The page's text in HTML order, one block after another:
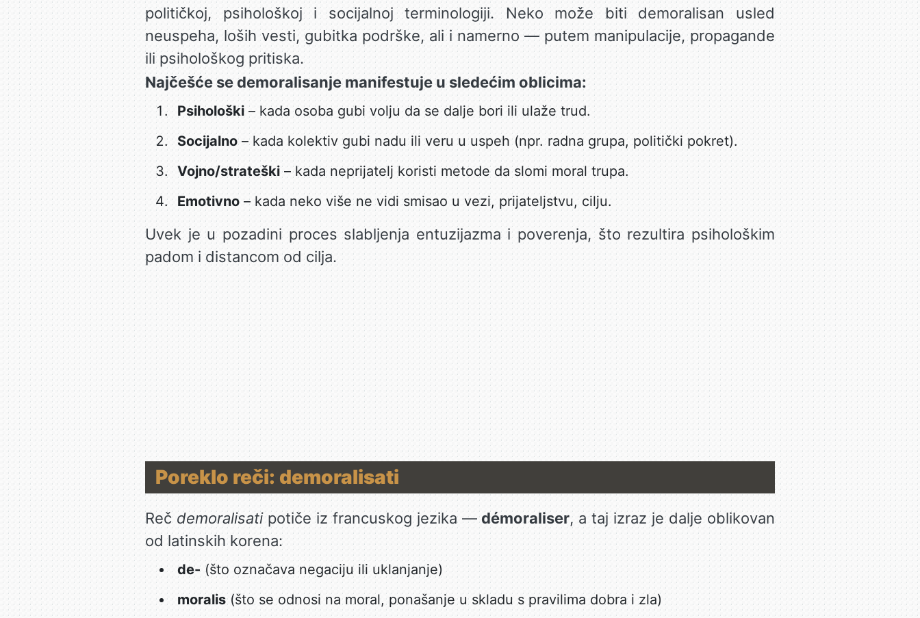
političkoj, psihološkoj i socijalnoj terminologiji. Neko može biti demoralisan usled
neuspeha, loših vesti, gubitka podrške, ali i namerno — putem manipulacije, propagande
ili psihološkog pritiska.
Najčešće se demoralisanje manifestuje u sledećim oblicima:
Psihološki– kada osoba gubi volju da se dalje bori ili ulaže trud.
Socijalno– kada kolektiv gubi nadu ili veru u uspeh (npr. radna grupa, politički pokret).
Vojno/strateški– kada neprijatelj koristi metode da slomi moral trupa.
Emotivno– kada neko više ne vidi smisao u vezi, prijateljstvu, cilju.
Uvek je u pozadini proces slabljenja entuzijazma i poverenja, što rezultira psihološkim
padom i distancom od cilja.
Poreklo reči: demoralisati
Reč demoralisatipotiče iz francuskog jezika —démoraliser, a taj izraz je dalje oblikovan
od latinskih korena:
de-(što označava negaciju ili uklanjanje)
moralis(što se odnosi na moral, ponašanje u skladu s pravilima dobra i zla)